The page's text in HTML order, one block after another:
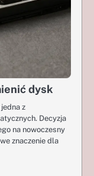
dysk
z
Decyzja
na nowoczesny
znaczenie dla